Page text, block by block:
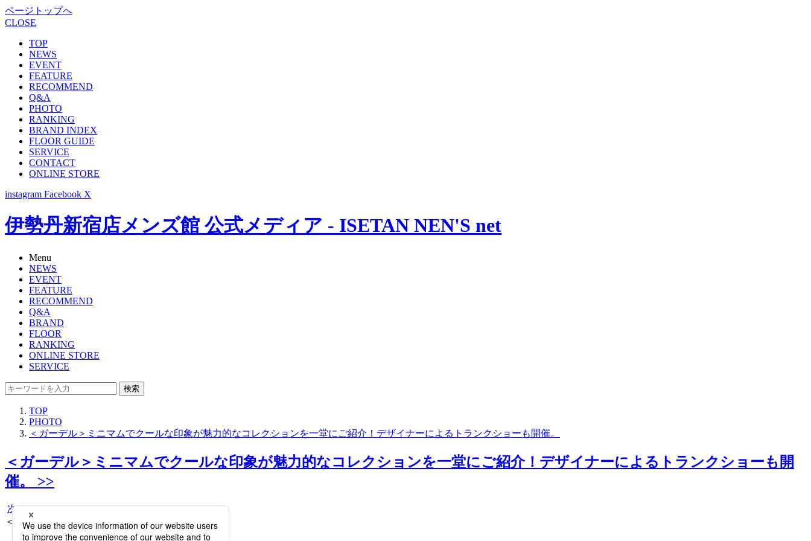
ページトップへ
CLOSE
TOP
NEWS
EVENT
FEATURE
RECOMMEND
Q&A
PHOTO
RANKING
BRAND INDEX
FLOOR GUIDE
SERVICE
CONTACT
ONLINE STORE
instagram Facebook X
伊勢丹新宿店メンズ館 公式メディア - ISETAN NEN'S net
Menu
NEWS
EVENT
FEATURE
RECOMMEND
Q&A
BRAND
FLOOR
RANKING
ONLINE STORE
SERVICE
検索
TOP
PHOTO
＜ガーデル＞ミニマムでクールな印象が魅力的なコレクションを一堂にご紹介！デザイナーによるトランクショーも開催。
＜ガーデル＞ミニマムでクールな印象が魅力的なコレクションを一堂にご紹介！デザイナーによるトランクショーも開
催。 >>
次へ
＜ガーデル＞